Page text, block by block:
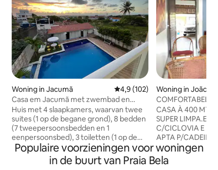
Woning in Jacumã Gemiddelde beoordeling van
4,9 (102)
Casa em Jacumã met zwembad en
UITZICHT OP ZEE
Huis met 4 slaapkamers, waarvan twee
suites (1 op de begane grond), 8 bedden
(7 tweepersoonsbedden en 1
eenpersoonsbed), 3 toiletten (1 op de
begane grond en 2 op de eerste
verdieping), 1 toilet in de
recreatieruimte. 2 smart-tv's, koelkast,
Woning in João
COMFORTABEL
STRAND VAN
CASA À 400 MTS
SUPER LIMPA.EM
C/CICLOVIA E
APTA P/
VARANDA C/
P/
Populaire voorzieningen voor woningen
in de buurt van Praia Bela